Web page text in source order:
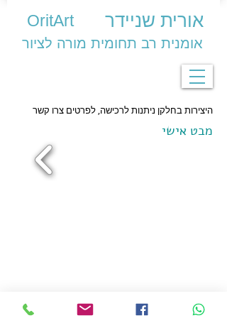
OritArt אורית שניידר
אומנית רב תחומית מורה לציור
היצירות בחלקן ניתנות לרכישה, לפרטים צרו קשר
מבט אישי